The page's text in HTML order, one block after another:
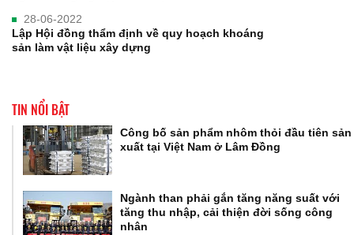
28-06-2022
Lập Hội đồng thẩm định về quy hoạch khoáng
sản làm vật liệu xây dựng
TIN NỔI BẬT
Công bố sản phẩm nhôm thỏi đầu tiên sản
xuất tại Việt Nam ở Lâm Đồng
Ngành than phải gắn tăng năng suất với
tăng thu nhập, cải thiện đời sống công
nhân